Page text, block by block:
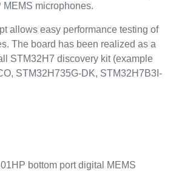
microphones.
allows easy performance testing of
The board has been realized as a
STM32H7 discovery kit (example
STM32H735G-DK, STM32H7B3I-
bottom port digital MEMS